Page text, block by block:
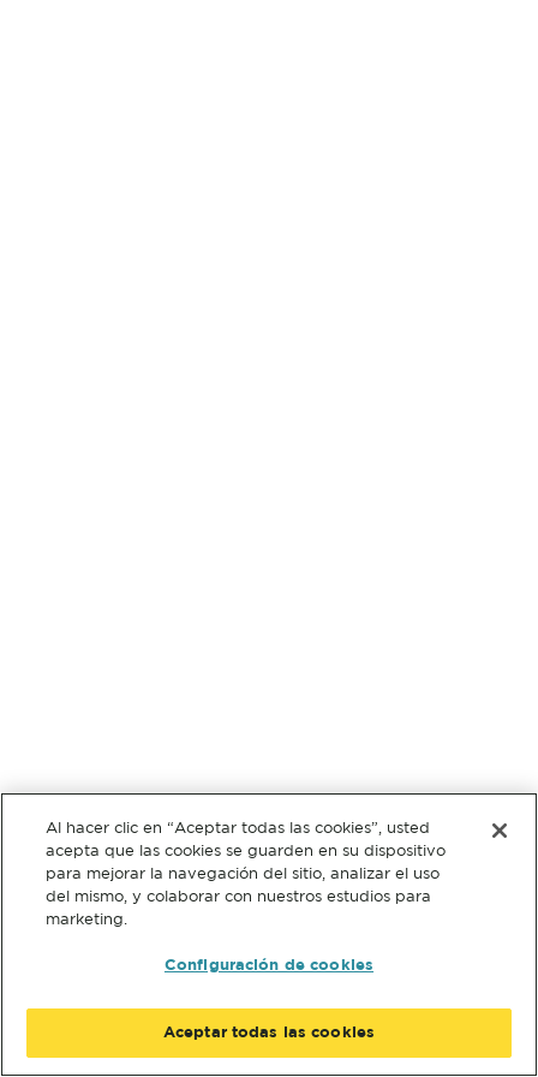
Al hacer clic en “Aceptar todas las cookies”, usted
acepta que las cookies se guarden en su dispositivo
para mejorar la navegación del sitio, analizar el uso
del mismo, y colaborar con nuestros estudios para
marketing.
Configuración de cookies
Aceptar todas las cookies